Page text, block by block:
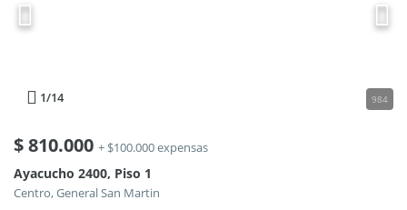
1/14 984
$810.000 + $100.000 expensas
Ayacucho 2400, Piso 1
Centro, General San Martin